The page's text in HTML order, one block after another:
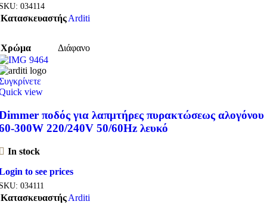
034114
ΚατασκευαστήςArditi
Χρώμα Διάφανο
view
ποδός για λαπμτήρες πυρακτώσεως αλογόνου
300W 220/240V 50/60Hz λευκό
In stock
to see prices
034111
ΚατασκευαστήςArditi